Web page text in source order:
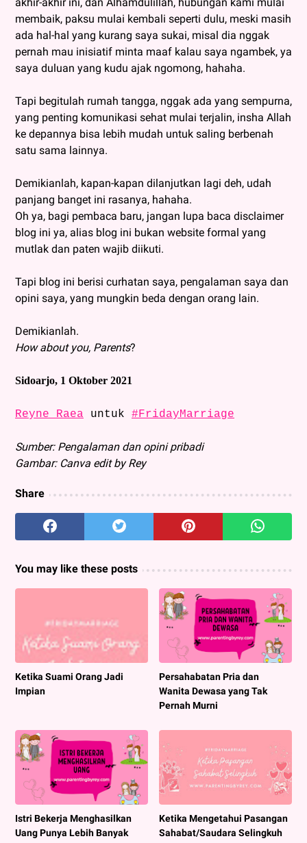
membaik, paksu mulai kembali seperti dulu, meski masih
ada hal-hal yang kurang saya sukai, misal dia nggak
pernah mau inisiatif minta maaf kalau saya ngambek, ya
saya duluan yang kudu ajak ngomong, hahaha.
Tapi begitulah rumah tangga, nggak ada yang sempurna,
yang penting komunikasi sehat mulai terjalin, insha Allah
ke depannya bisa lebih mudah untuk saling berbenah
satu sama lainnya.
Demikianlah, kapan-kapan dilanjutkan lagi deh, udah
panjang banget ini rasanya, hahaha.
Oh ya, bagi pembaca baru, jangan lupa baca disclaimer
blog ini ya, alias blog ini bukan website formal yang
mutlak dan paten wajib diikuti.
Tapi blog ini berisi curhatan saya, pengalaman saya dan
opini saya, yang mungkin beda dengan orang lain.
Demikianlah.
How about you, Parents?
Sidoarjo, 1 Oktober 2021
Reyne Raea untuk #FridayMarriage
Sumber: Pengalaman dan opini pribadi
Gambar: Canva edit by Rey
Share
You may like these posts
Ketika Suami Orang Jadi
Impian
Persahabatan Pria dan
Wanita Dewasa yang Tak
Pernah Murni
Istri Bekerja Menghasilkan
Uang Punya Lebih Banyak
Ketika Mengetahui Pasangan
Sahabat/Saudara Selingkuh